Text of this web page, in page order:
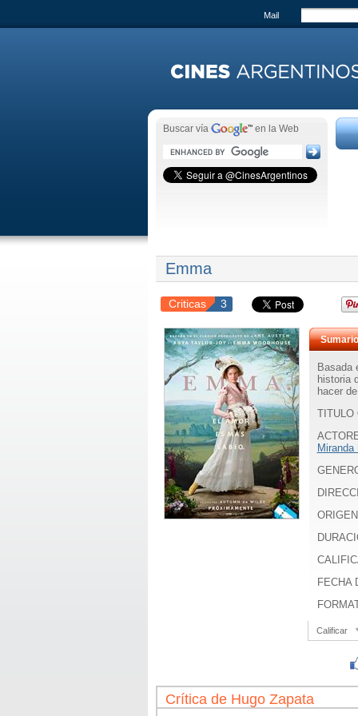
Mail
Buscar vía en la Web
Emma
Criticas 3
Sumario
Basada
historia
hacer
TITULO
Miranda
FECHA
Calificar
Crítica de Hugo Zapata